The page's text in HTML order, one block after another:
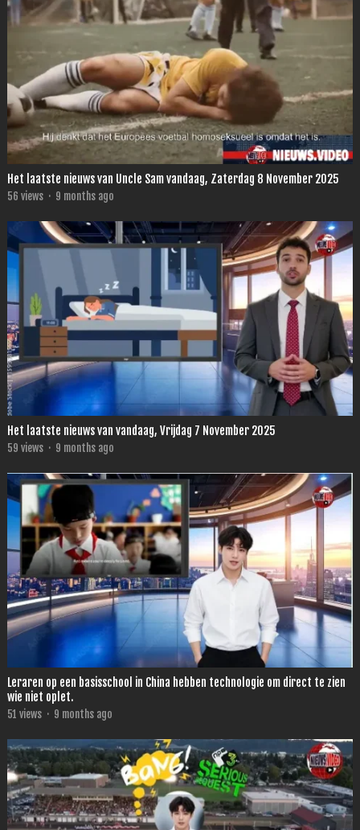
Het laatste nieuws van Uncle Sam vandaag, Zaterdag 8 November 2025
56 views · 9 months ago
Het laatste nieuws van vandaag, Vrijdag 7 November 2025
59 views · 9 months ago
Leraren op een basisschool in China hebben technologie om direct te zien
wie niet oplet.
51 views · 9 months ago